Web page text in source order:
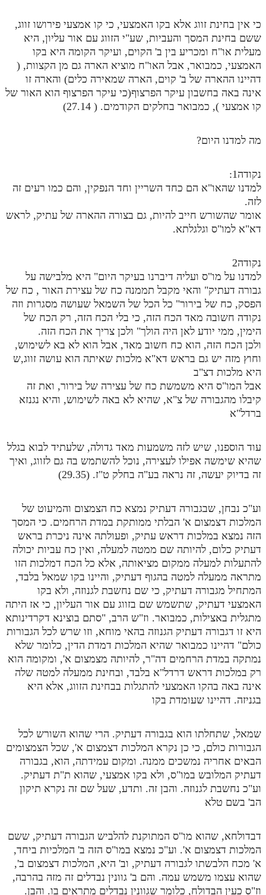
כי אין בחינת זווג אלא בקו האמצעי, כי קו אמצעי פירושו זווג,
ששם בחינת המסך והעביות, שע"י הזווג עם אור עליון, היא
מעלית או"ח ומכריע בין ב' הקוים, ועיקר הקומה היא בקו
האמצעי, כמבואר, אבל האו"ח מוציא הארה גם מן הקצוות, (
דהיינו ההארה של ב' קוים, הארה שמאירה כלים) והארה זו
אינה באה בחשבון עיקר הפרצוף(כי עיקר הפרצוף הוא האור של
קו אמצעי ), כמבואר בחלקים הקודמים. ( 27.14)
מה למדנו היום?
נקודה1:
למדנו שהאו"א הם כחד השריין וחד הנפקין, והם כמו רעים זה
לזה.
אומר שהשורש חייב להיות, גם בצורה ההארה של עתיק, לראש
דא"א למו"ס וגלגלתא.
נקודה2
למדנו על מו"ס ועליה דיברנו בעיקר היום" היא מלבישה על
גבורה דעתיק" והאי מקבל תממנה כח של עצירת האור , כח של
הפסק, כח של בירור" כל הכל של השמאל שעושה מסגרות וזה
נקודה חשובה מאד הכח הזה, כי בלי הכח הזה, רק הכח של
הימין, ממי יודע לאן היה הולך" ולכן צריך את הכח הזה.
ולכן הכח הזה, הוא כח חשוב מאד, אבל הוא לא בא לשימוש,
וחוץ מזה יש גם בראש דא"א מלכות שאיתה הוא עושה זווג,ש
היא מלכות דצ"ב
אבל המו"ס היא משמשת כח של עצירה של בירור, ואת זה
קיבלו מהגבורה של צ"א, שהיא לא באה לשימוש, והיא נגנזא
ברדל"א
עוד הוספנו, שיש לזה משמעות מאד גדולה, שלעתיד לבוא בגלל
שהיא שימשה אפילו לעצירה, נוכל להשתמש בה גם לזווג, ואיך
זה בדיוק יעשה, זה נראה בע"ה בחלק ט"ז. (29.35)
וע"כ נבחן, שבגבורה דעתיק נמצא כח הצמצום והמיעוט של
המלכות דצמצום א' הבלתי ממותקת במדת הרחמים. כי המסך
הזה נמצא במלכות דראש עתיק, ופעולתה אינה ניכרת בראש
דעתיק כלום, להיותה שם ממטה למעלה, ואין כח עביות יכולה
להתעלות למעלה ממקום מציאותה, אלא כל הכח דמלכות הזו
מתראה ממעלה למטה בהגוף דעתיק, והיינו בקו שמאל בלבד,
המתחיל מגבורה דעתיק, כי שם נחשבת לגנוזה, ולא בקו
האמצעי דעתיק, שתשמש שם בזווג עם אור העליון, כי אז היתה
מתגלית באצילות, כמבואר. וז"ש הרב, "סתם בוצינא דקרדינותא
היא זו דגבורה דעתיק הגנוזה בהאי מוחא, וזו שרש לכל הגבורות
כולם" דהיינו כמבואר שהיא המלכות דמדת הדין, כלומר שלא
נמתקה במדת הרחמים דה"ר, להיותה מצמצום א', ומקומה הוא
רק במלכות דראש דרדל"א בלבד, ובחינת ממעלה למטה שלה
אינה באה בהקו האמצעי להתגלות בבחינת הזווג, אלא היא
בגניזה. דהיינו שעומדת בקו
שמאל, שתחלתו הוא בגבורה דעתיק. הרי שהוא השורש לכל
הגבורות כולם, כי כן נקרא המלכות דצמצום א', שכל הצמצומים
הבאים אחריה נמשכים ממנה. ומקום עמידתה, הוא, בגבורה
דעתיק המלובש במו"ס, ולא בקו אמצעי, שהוא ת"ת דעתיק.
וע"כ נחשבת לגנוזה. והבן זה. ותדע, שעל שם זה נקרא תיקון
הב' בשם טלא
דבדולחא, שהוא מו"ס המתוקנת להלביש הגבורה דעתיק, ששם
המלכות דצמצום א'. וע"כ נמצא במו"ס הזה ב' המלכיות ביחד,
א' מכח הלבשתו לגבורה דעתיק, וב' היא, המלכות דצמצום ב',
שהוא עצמו משמש עמה. והם ב' גוונין נבדלים זה מזה בהרבה,
וז"ס כעין הבדולח, כלומר שגוונין נבדלים מתראים בו. והבן.